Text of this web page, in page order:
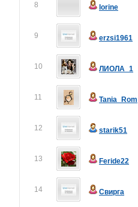
8 lorine
9 erzsi1961
10 ЛИОЛА_1
11 Tania_Rom
12 starik51
13 Feride22
14 Свирга